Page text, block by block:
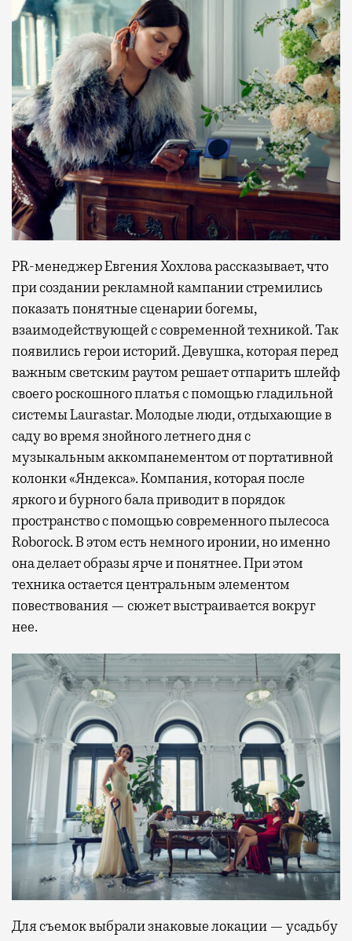
PR-менеджер Евгения Хохлова рассказывает, что
при создании рекламной кампании стремились
показать понятные сценарии богемы,
взаимодействующей с современной техникой. Так
появились герои историй. Девушка, которая перед
важным светским раутом решает отпарить шлейф
своего роскошного платья с помощью гладильной
системы Laurastar. Молодые люди, отдыхающие в
саду во время знойного летнего дня с
музыкальным аккомпанементом от портативной
колонки «Яндекса». Компания, которая после
яркого и бурного бала приводит в порядок
пространство с помощью современного пылесоса
Roborock. В этом есть немного иронии, но именно
она делает образы ярче и понятнее. При этом
техника остается центральным элементом
повествования — сюжет выстраивается вокруг
нее.
Для съемок выбрали знаковые локации — усадьбу